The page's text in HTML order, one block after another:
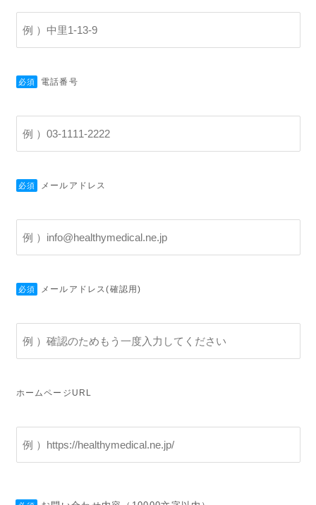
必須 電話番号
必須 メールアドレス
必須 メールアドレス(確認用)
ホームページURL